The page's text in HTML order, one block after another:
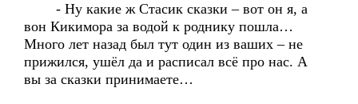
- Ну какие ж Стасик сказки – вот он я, а
вон Кикимора за водой к роднику пошла…
Много лет назад был тут один из ваших – не
прижился, ушёл да и расписал всё про нас. А
вы за сказки принимаете…